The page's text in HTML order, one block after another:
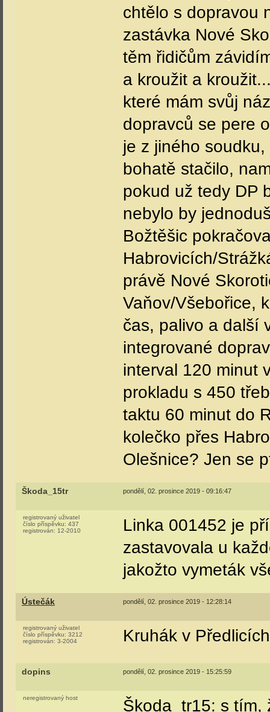
chtělo s dopravou
zastávka Nové
těm řidičům
a kroužit a
které mám svůj
dopravců se pere
je z jiného
bohatě stačilo,
pokud už tedy DP
nebylo by
Božtěšic
Habrovicích/
právě Nové
Vaňov/Všebořice,
čas, palivo a další
integrované
interval 120 minut
prokladu s 450
taktu 60 minut do
kolečko přes
Olešnice? Jen se
Škoda_15tr pondělí, 02. prosince 2019 - 09:16:47
registrovaný uživatel
číslo příspěvku: 437
registrován: 12-2010
Linka 001452 je
zastavovala u
jakožto vymeták
Ústečák pondělí, 02. prosince 2019 - 12:28:14
registrovaný uživatel
číslo příspěvku: 3212
registrován: 3-2004 Kruhák v
dopins pondělí, 02. prosince 2019 - 15:25:59
neregistrovaný host Škoda_tr15: s tím,